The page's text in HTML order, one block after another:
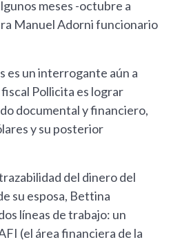
meses -octubre a
Manuel Adorni funcionario
es un interrogante aún a
Pollicita es lograr
documental y financiero,
y su posterior
del dinero del
su esposa, Bettina
líneas de trabajo: un
(el área financiera de la